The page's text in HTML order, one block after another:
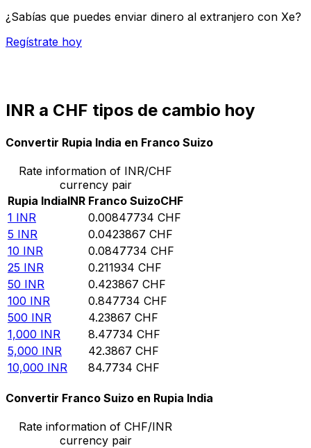
¿Sabías que puedes enviar dinero al extranjero con Xe?
Regístrate hoy
INR a CHF tipos de cambio hoy
Convertir Rupia India en Franco Suizo
Rate information of INR/CHF
currency pair
Rupia IndiaINR Franco SuizoCHF
1 INR 0.00847734 CHF
5 INR 0.0423867 CHF
10 INR 0.0847734 CHF
25 INR 0.211934 CHF
50 INR 0.423867 CHF
100 INR 0.847734 CHF
500 INR 4.23867 CHF
1,000 INR 8.47734 CHF
5,000 INR 42.3867 CHF
10,000 INR 84.7734 CHF
Convertir Franco Suizo en Rupia India
Rate information of CHF/INR
currency pair